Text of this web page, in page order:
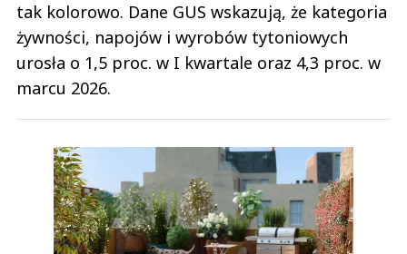
tak kolorowo. Dane GUS wskazują, że kategoria
żywności, napojów i wyrobów tytoniowych
urosła o 1,5 proc. w I kwartale oraz 4,3 proc. w
marcu 2026.